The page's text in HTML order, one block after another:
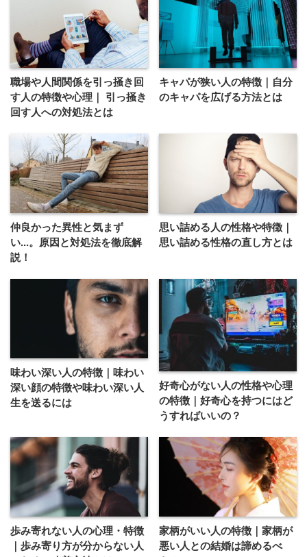
職場や人間関係を引っ掻き回
す人の特徴や心理｜ 引っ掻き
回す人への対処法とは
キャパが狭い人の特徴｜自分
のキャパを広げる方法とは
仲良かった異性と気まず
い...。原因と対処法を徹底解
説！
思い詰める人の性格や特徴｜
思い詰める性格の直し方とは
味わい深い人の特徴｜味わい
深い顔の特徴や味わい深い人
生を送るには
好奇心がない人の性格や心理
の特徴｜好奇心を持つにはど
うすればいいの？
歩み寄れない人の心理・特徴
｜歩み寄り方が分からない人
家柄がいい人の特徴｜家柄が
悪い人との結婚は諦めるべ